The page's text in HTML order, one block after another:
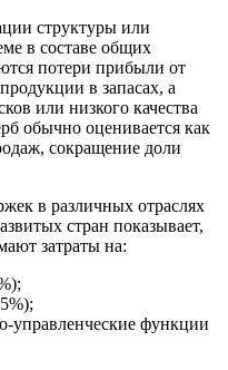
структуры или
в составе общих
потери прибыли от
в запасах, а
или низкого качества
обычно оценивается как
сокращение доли
в различных отраслях
стран показывает,
затраты на:
управленческие функции